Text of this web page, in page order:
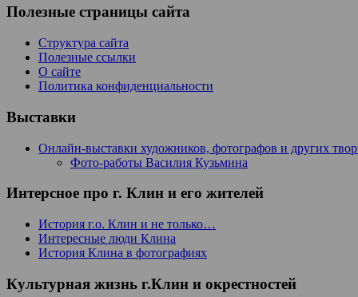
Полезные страницы сайта
Структура сайта
Полезные ссылки
О сайте
Политика конфиденциальности
Выставки
Онлайн-выставки художников, фотографов и других
Фото-работы Василия Кузьмина
Интерсное про г. Клин и его жителей
История г.о. Клин и не только…
Интересные люди Клина
История Клина в фотографиях
Культурная жизнь г.Клин и окрестностей